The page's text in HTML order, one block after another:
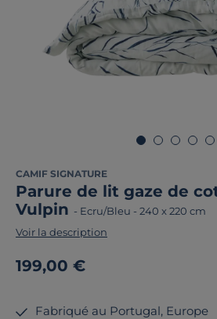
CAMIF SIGNATURE
Parure de lit gaze de
Vulpin - Ecru/Bleu - 240 x 220 cm
Voir la description
199,00 €
Fabriqué au Portugal, Europe